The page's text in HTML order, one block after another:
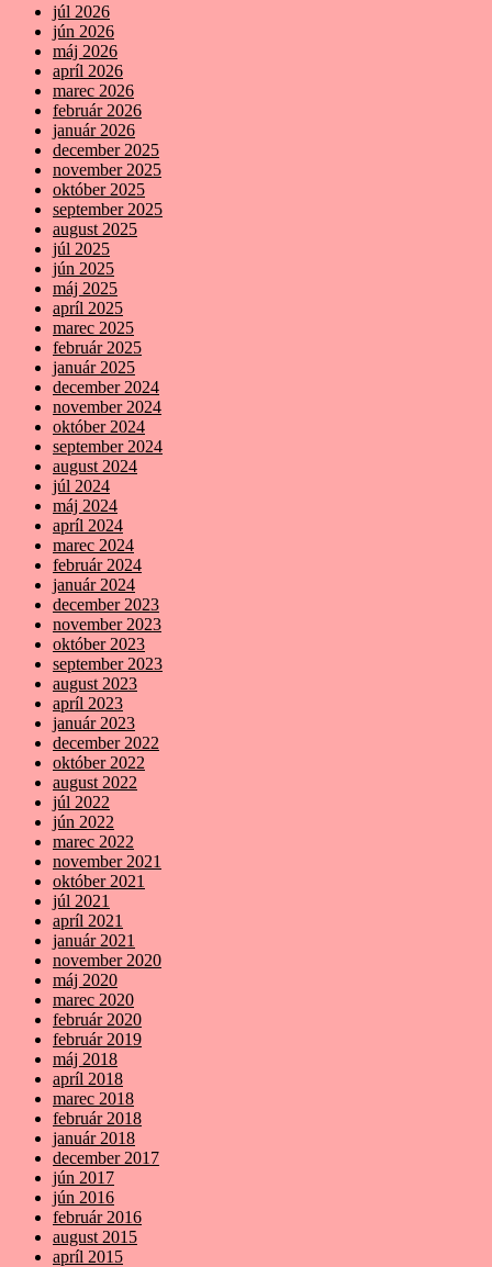
júl 2026
jún 2026
máj 2026
apríl 2026
marec 2026
február 2026
január 2026
december 2025
november 2025
október 2025
september 2025
august 2025
júl 2025
jún 2025
máj 2025
apríl 2025
marec 2025
február 2025
január 2025
december 2024
november 2024
október 2024
september 2024
august 2024
júl 2024
máj 2024
apríl 2024
marec 2024
február 2024
január 2024
december 2023
november 2023
október 2023
september 2023
august 2023
apríl 2023
január 2023
december 2022
október 2022
august 2022
júl 2022
jún 2022
marec 2022
november 2021
október 2021
júl 2021
apríl 2021
január 2021
november 2020
máj 2020
marec 2020
február 2020
február 2019
máj 2018
apríl 2018
marec 2018
február 2018
január 2018
december 2017
jún 2017
jún 2016
február 2016
august 2015
apríl 2015